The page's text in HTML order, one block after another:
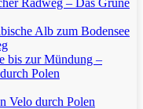
Alb zum Bodensee
bis zur Mündung –
Polen
Velo durch Polen